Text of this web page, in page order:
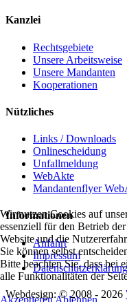
Kanzlei
Rechtsgebiete
Unsere Arbeitsweise
Unsere Mandanten
Kooperationen
Nützliches
Links / Downloads
Onlinescheidung
Unfallmeldung
WebAkte
Mandantenflyer
Informationen
Anfahrt
Impressum
Datenschutzerklärung
Webdesign: © 2008 - 2026
Wir nutzen Cookies auf
essenziell für den Betrieb
Website und die
Sie können selbst
Bitte beachten Sie, dass bei
alle Funktionalitäten der
AkzeptierenAblehnen